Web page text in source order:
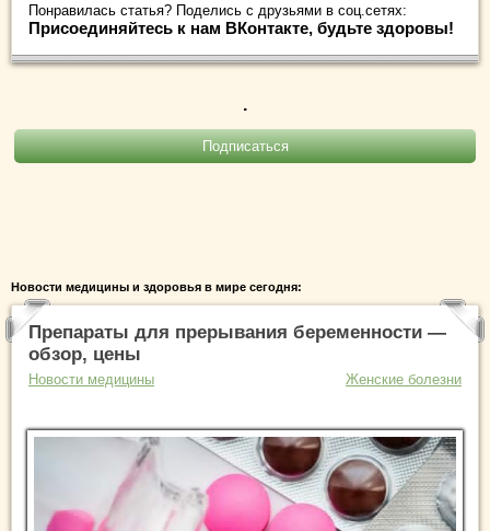
Понравилась статья? Поделись с друзьями в соц.сетях:
Присоединяйтесь к нам ВКонтакте, будьте здоровы!
.
Новости медицины и здоровья в мире сегодня:
Препараты для прерывания беременности —
обзор, цены
Новости медицины Женские болезни